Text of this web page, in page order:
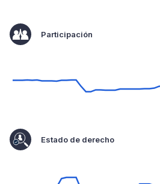
Participación
Estado de derecho